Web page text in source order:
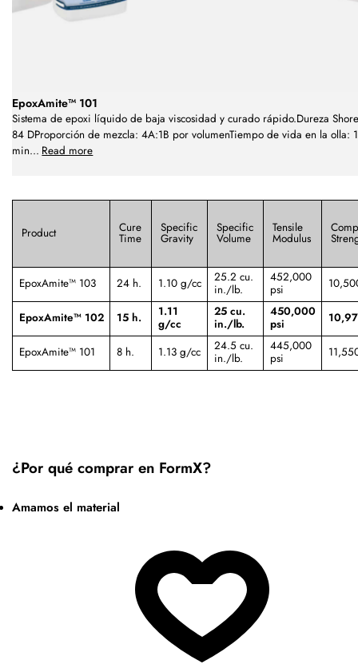
EpoxAmite™ 101
Sistema de epoxi líquido de baja viscosidad y curado rápido.Dureza
84 DProporción de mezcla: 4A:1B por volumenTiempo de vida en la olla:
min... Read more
Product Cure
Time
Specific
Gravity
Specific
Volume
Tensile
Modulus
EpoxAmite™ 103 24 h. 1.10 g/cc
25.2 cu.
in./lb.
452,000
psi
EpoxAmite™ 102 15 h.
1.11
g/cc
25 cu.
in./lb.
450,000
psi
EpoxAmite™ 101 8 h. 1.13 g/cc
24.5 cu.
in./lb.
445,000
psi
¿Por qué comprar en FormX?
Amamos el material